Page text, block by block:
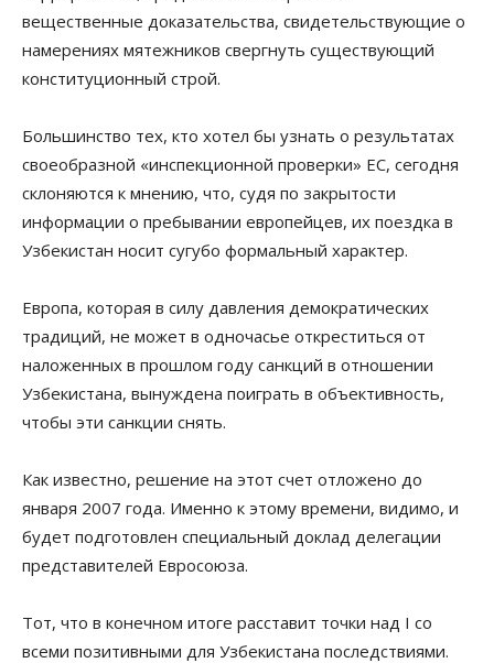
вещественные доказательства, свидетельствующие о
намерениях мятежников свергнуть существующий
конституционный строй.
Большинство тех, кто хотел бы узнать о результатах
своеобразной «инспекционной проверки» ЕС, сегодня
склоняются к мнению, что, судя по закрытости
информации о пребывании европейцев, их поездка в
Узбекистан носит сугубо формальный характер.
Европа, которая в силу давления демократических
традиций, не может в одночасье откреститься от
наложенных в прошлом году санкций в отношении
Узбекистана, вынуждена поиграть в объективность,
чтобы эти санкции снять.
Как известно, решение на этот счет отложено до
января 2007 года. Именно к этому времени, видимо, и
будет подготовлен специальный доклад делегации
представителей Евросоюза.
Тот, что в конечном итоге расставит точки над I со
всеми позитивными для Узбекистана последствиями.